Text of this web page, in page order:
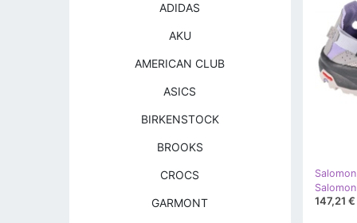
Salomon
147,21 €
ADIDAS
AKU
AMERICAN CLUB
ASICS
BIRKENSTOCK
BROOKS
CROCS
GARMONT